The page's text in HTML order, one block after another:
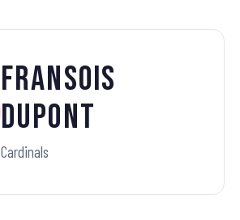
Fransois
Dupont
Cardinals